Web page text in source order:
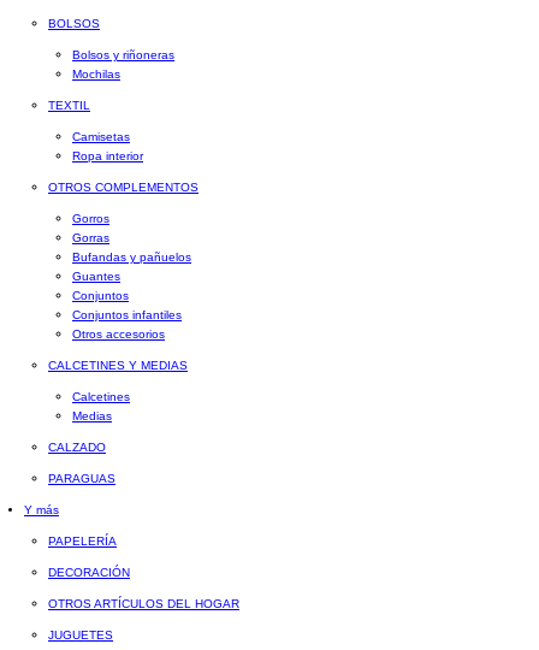
BOLSOS
Bolsos y riñoneras
Mochilas
TEXTIL
Camisetas
Ropa interior
OTROS COMPLEMENTOS
Gorros
Gorras
Bufandas y pañuelos
Guantes
Conjuntos
Conjuntos infantiles
Otros accesorios
CALCETINES Y MEDIAS
Calcetines
Medias
CALZADO
PARAGUAS
Y más
PAPELERÍA
DECORACIÓN
OTROS ARTÍCULOS DEL HOGAR
JUGUETES